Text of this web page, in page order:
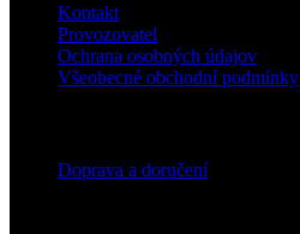
Kontakt
Provozovatel
Ochrana osobných údajov
Všeobecné obchodní podmínky
Doprava a doručení